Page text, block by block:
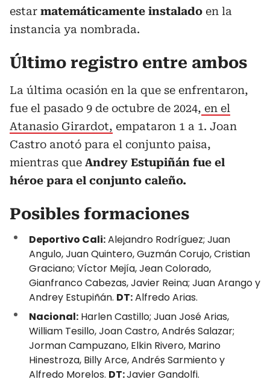
estar matemáticamente instalado en la
instancia ya nombrada.
Último registro entre ambos
La última ocasión en la que se enfrentaron,
fue el pasado 9 de octubre de 2024, en el
Atanasio Girardot, empataron 1 a 1. Joan
Castro anotó para el conjunto paisa,
mientras que Andrey Estupiñán fue el
héroe para el conjunto caleño.
Posibles formaciones
Deportivo Cali:Alejandro Rodríguez; Juan
Angulo, Juan Quintero, Guzmán Corujo, Cristian
Graciano; Víctor Mejía, Jean Colorado,
Gianfranco Cabezas, Javier Reina; Juan Arango y
Andrey Estupiñán. DT:Alfredo Arias.
Nacional: Harlen Castillo; Juan José Arias,
William Tesillo, Joan Castro, Andrés Salazar;
Jorman Campuzano, Elkin Rivero, Marino
Hinestroza, Billy Arce, Andrés Sarmiento y
Alfredo Morelos. DT:Javier Gandolfi.